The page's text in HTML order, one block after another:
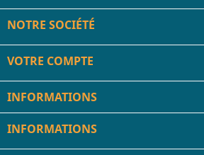
NOTRE SOCIÉTÉ
VOTRE COMPTE
INFORMATIONS
INFORMATIONS